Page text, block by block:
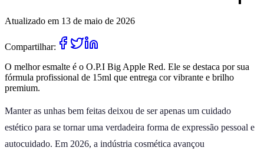
Atualizado em 13 de maio de 2026
Compartilhar:
O melhor esmalte é o O.P.I Big Apple Red. Ele se destaca por sua
fórmula profissional de 15ml que entrega cor vibrante e brilho
premium.
Manter as unhas bem feitas deixou de ser apenas um cuidado
estético para se tornar uma verdadeira forma de expressão pessoal e
autocuidado. Em 2026, a indústria cosmética avançou